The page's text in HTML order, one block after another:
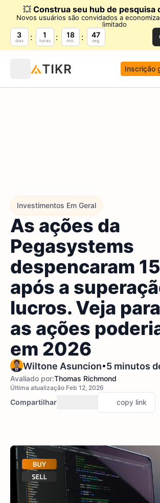
💥 Construa seu hub de pesquisa
Novos usuários são convidados a
limitado
3
dias
1
horas
18
min.
46
seg.
Inscrição
Investimentos Em Geral
As ações da
Pegasystems
despencaram
após a
lucros. Veja
as ações
em 2026
Wiltone Asuncion•5 minutos
Avaliado por:Thomas Richmond
Última atualização Feb 12, 2026
Compartilhar copy link